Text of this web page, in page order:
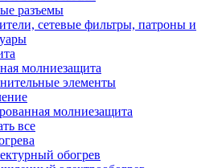
разъемы
сетевые фильтры, патроны и
молниезащита
элементы
молниезащита
все
обогрев